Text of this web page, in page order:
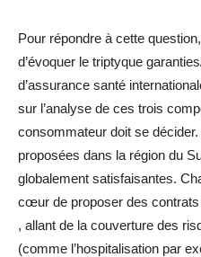
Pour répondre à cette
d’évoquer le triptyque
d’assurance santé
sur l’analyse de ces trois
consommateur doit se décider.
proposées dans la région du
globalement satisfaisantes.
cœur de proposer des
, allant de la couverture des
(comme l’hospitalisation par